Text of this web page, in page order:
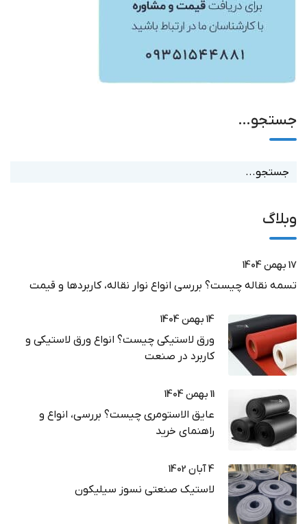
جستجو…
وبلاگ
17 بهمن 1404
تسمه نقاله چیست؟ بررسی انواع نوار نقاله، کاربردها و قیمت
14 بهمن 1404
ورق لاستیکی چیست؟ انواع ورق لاستیکی و
کاربرد در صنعت
11 بهمن 1404
عایق الاستومری چیست؟ بررسی، انواع و
راهنمای خرید
4 آبان 1402
لاستیک صنعتی نسوز سیلیکون